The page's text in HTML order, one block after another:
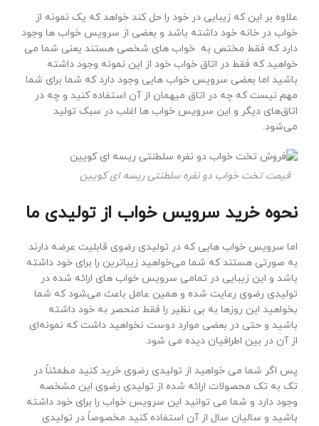
علاوه بر این که زیبایی در خود را حل کند خواهد که یک نمونه از
خواب در خانه خود داشته باشد و بعضی از سرویس خواب ها وجود
دارد که فقط مختص به خواب های شخصی هستند یعنی شما می
خواهید که فقط در اتاق خواب خود از این نمونه وجود داشته
باشید اما بعضی سرویس خواب هایی وجود دارد که شما برای شما
مهم نیست که چه در اتاق میهمان از آن استفاده کنید و چه در
اتاق‌های دیگر و این سرویس خواب ها اغلب در سبک تولید
می‌شود.
قیمت تخت خواب دو نفره سلطنتی ریسه ای کویین
نحوه خرید سرویس خواب از تولیدی ما
اما سرویس خواب هایی که در تولیدی رضوی قابلیت عرضه دارند
به صورتی هستند که شما می‌خواهید زیباترین را برای خود داشته
باشد و این زیبایی در تمامی سرویس خواب های ارائه شده در
تولیدی رضوی رعایت شده و همین عامل باعث می‌شود که شما
بخواهید این روزها به بی نظیر را فقط منحصر به خود داشته
باشید و حتی در بعضی موارد دوست نخواهید داشت که نمونه‌ای
از آن در بین اطرافیان دیده می شود.
پس اگر شما می خواهید از تولیدی رضوی خرید کنید مطمئناً در
تک به تک محصولات ارائه شده از تولیدی رضوی این مشخصه
وجود دارد و شما می توانید این سرویس خواب را برای خود داشته
باشید و سالیان سال از آن استفاده کنید مخصوصاً در تولیدی